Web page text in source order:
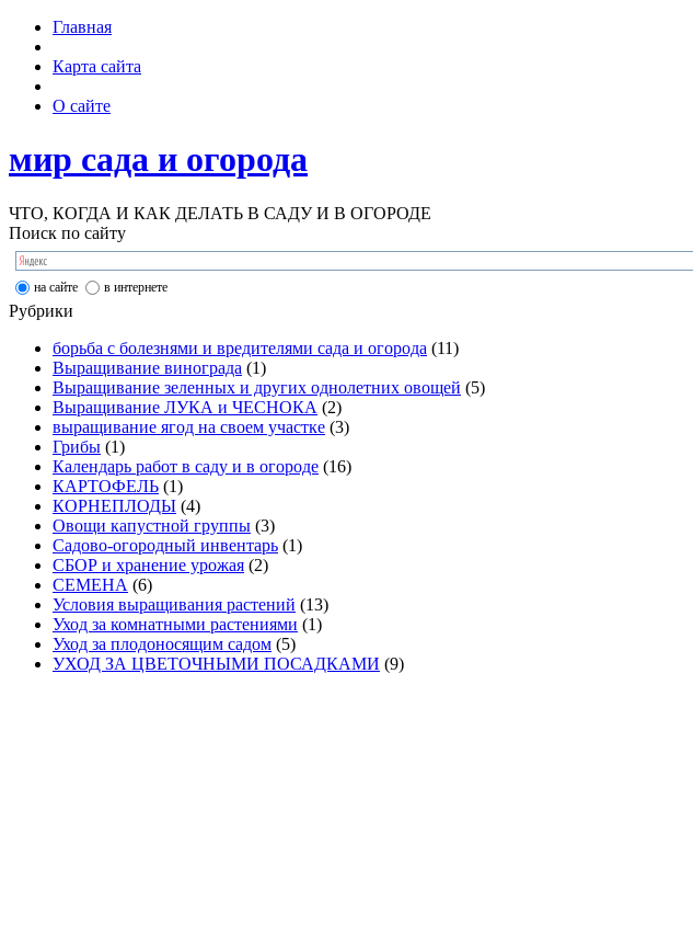
Главная
Карта сайта
О сайте
мир сада и огорода
ЧТО, КОГДА И КАК ДЕЛАТЬ В САДУ И В ОГОРОДЕ
Поиск по сайту
на сайте в интернете
Рубрики
борьба с болезнями и вредителями сада и огорода (11)
Выращивание винограда (1)
Выращивание зеленных и других однолетних овощей (5)
Выращивание ЛУКА и ЧЕСНОКА (2)
выращивание ягод на своем участке (3)
Грибы (1)
Календарь работ в саду и в огороде (16)
КАРТОФЕЛЬ (1)
КОРНЕПЛОДЫ (4)
Овощи капустной группы (3)
Садово-огородный инвентарь (1)
СБОР и хранение урожая (2)
СЕМЕНА (6)
Условия выращивания растений (13)
Уход за комнатными растениями (1)
Уход за плодоносящим садом (5)
УХОД ЗА ЦВЕТОЧНЫМИ ПОСАДКАМИ (9)